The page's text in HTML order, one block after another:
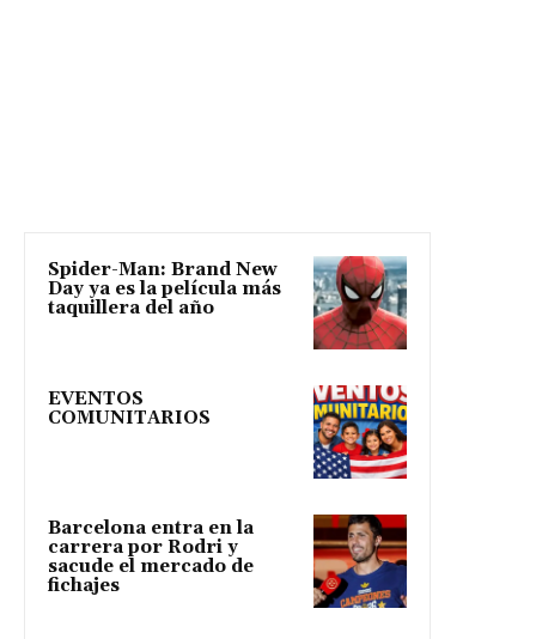
Spider-Man: Brand New
Day ya es la película más
taquillera del año
EVENTOS
COMUNITARIOS
Barcelona entra en la
carrera por Rodri y
sacude el mercado de
fichajes